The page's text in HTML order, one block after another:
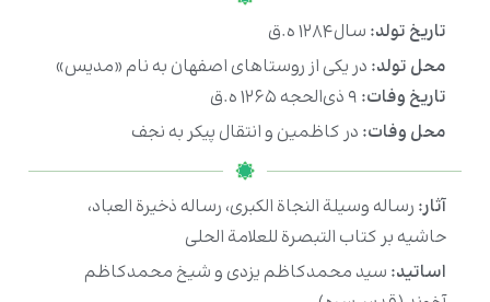
تاریخ تولد: سال۱۲۸۴ ه.ق
محل تولد: در یکی از روستاهای اصفهان به نام «مدیس»
تاریخ وفات: ۹ ذی‌الحجه ۱۲۶۵ ه.ق
محل وفات: در کاظمین و انتقال پیکر به نجف
آثار: رساله وسيلة النجاة الكبرى، رساله ذخيرة العباد،
حاشیه بر کتاب التبصرة للعلامة الحلی
اساتید: سید محمدکاظم یزدی و شیخ محمدکاظم